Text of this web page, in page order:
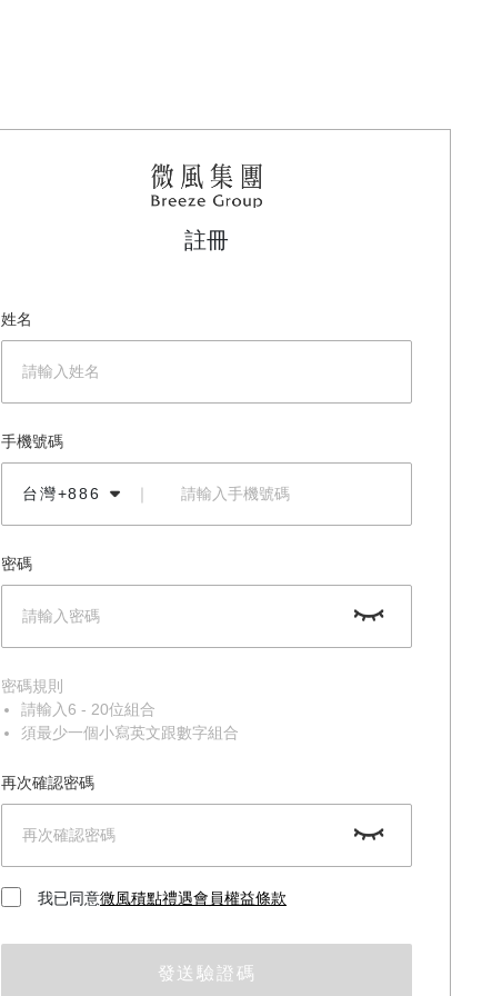
註冊
姓名
手機號碼
台灣+886 ｜
密碼
密碼規則
請輸入6 - 20位組合
須最少一個小寫英文跟數字組合
再次確認密碼
我已同意微風積點禮遇會員權益條款
發送驗證碼